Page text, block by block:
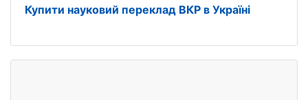
Купити науковий переклад ВКР в Україні